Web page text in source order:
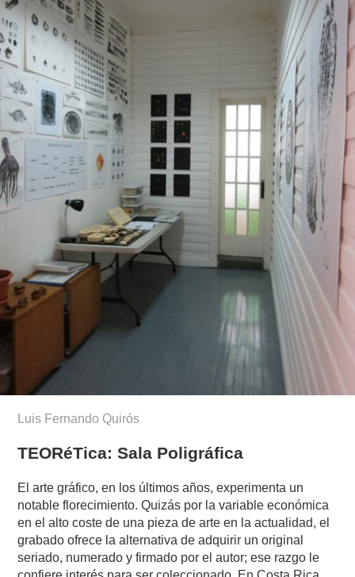
Luis Fernando Quirós
TEORéTica: Sala Poligráfica
El arte gráfico, en los últimos años, experimenta un
notable florecimiento. Quizás por la variable económica
en el alto coste de una pieza de arte en la actualidad, el
grabado ofrece la alternativa de adquirir un original
seriado, numerado y firmado por el autor; ese razgo le